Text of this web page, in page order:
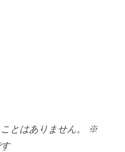
とはありません。
※